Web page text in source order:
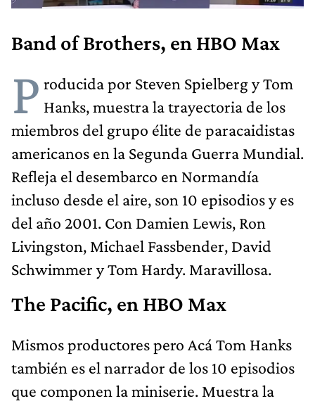
Band of Brothers, en HBO Max
P roducida por Steven Spielberg y Tom
Hanks, muestra la trayectoria de los
miembros del grupo élite de paracaidistas
americanos en la Segunda Guerra Mundial.
Refleja el desembarco en Normandía
incluso desde el aire, son 10 episodios y es
del año 2001. Con Damien Lewis, Ron
Livingston, Michael Fassbender, David
Schwimmer y Tom Hardy. Maravillosa.
The Pacific, en HBO Max
Mismos productores pero Acá Tom Hanks
también es el narrador de los 10 episodios
que componen la miniserie. Muestra la